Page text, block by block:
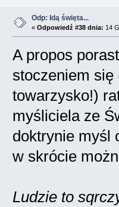
Odp: Idą święta...
« Odpowiedź #38 dnia: 14
A propos
stoczeniem
towarzysko!)
myśliciela ze
doktrynie myśl
w skrócie
Ludzie to